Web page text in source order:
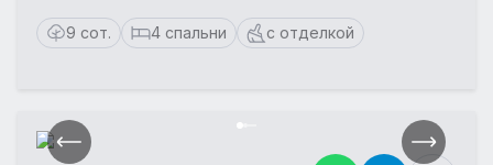
9 сот. 4 спальни с отделкой